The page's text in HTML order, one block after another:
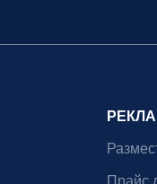
Прайс